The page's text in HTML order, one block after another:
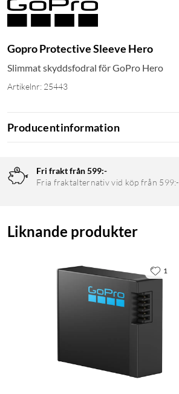
Gopro Protective Sleeve Hero
Slimmat skyddsfodral för GoPro Hero
Artikelnr: 25443
Producentinformation
Fri frakt från 599:-
Fria fraktalternativ vid köp från 599:-
Liknande produkter
1